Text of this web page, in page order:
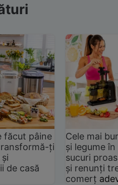
făcut pâine
ți
de casă
Cele mai
și legume
sucuri
și renunți
comerț